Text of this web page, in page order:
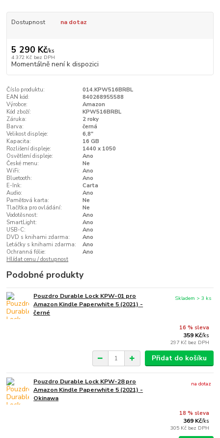
Dostupnost na dotaz
5 290 Kč/ks
4 372 Kč bez DPH
Momentálně není k dispozici
Číslo produktu:
014.KPW516BRBL
EAN kód:
840268955588
Výrobce:
Amazon
Kód zboží:
KPW516BRBL
Záruka:
2 roky
Barva:
černá
Velikost displeje:
6,8"
Kapacita:
16 GB
Rozlišení displeje:
1440 x 1050
Osvětlení displeje:
Ano
České menu:
Ne
WiFi:
Ano
Bluetooth:
Ano
E-Ink:
Carta
Audio:
Ano
Paměťová karta:
Ne
Tlačítka pro ovládání:
Ne
Vodotěsnost:
Ano
SmartLight:
Ano
USB-C:
Ano
DVD s knihami zdarma:
Ano
Letáčky s knihami zdarma:
Ano
Ochranná fólie:
Ano
Hlídat cenu / dostupnost
Podobné produkty
Pouzdro Durable Lock KPW-01 pro
Amazon Kindle Paperwhite 5 (2021) -
černé
16 % sleva
359 Kč/ks
297 Kč bez DPH
Skladem > 3 ks
Přidat do košíku
Pouzdro Durable Lock KPW-28 pro
Amazon Kindle Paperwhite 5 (2021) -
Okinawa
18 % sleva
369 Kč/ks
305 Kč bez DPH
na dotaz